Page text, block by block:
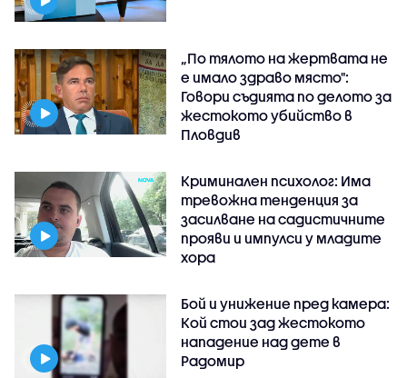
„По тялото на жертвата не
е имало здраво място":
Говори съдията по делото за
жестокото убийство в
Пловдив
Криминален психолог: Има
тревожна тенденция за
засилване на садистичните
прояви и импулси у младите
хора
Бой и унижение пред камера:
Кой стои зад жестокото
нападение над дете в
Радомир